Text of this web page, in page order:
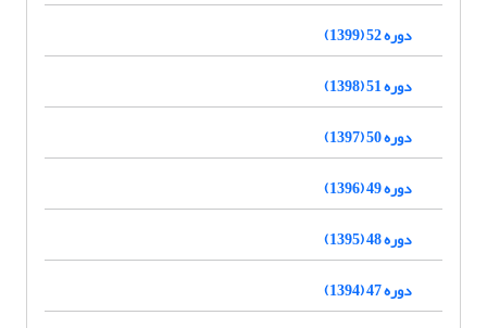
دوره 52 (1399)
دوره 51 (1398)
دوره 50 (1397)
دوره 49 (1396)
دوره 48 (1395)
دوره 47 (1394)